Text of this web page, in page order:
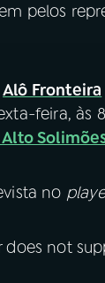
pelos
Alô Fronteira
feira, às
no
does not